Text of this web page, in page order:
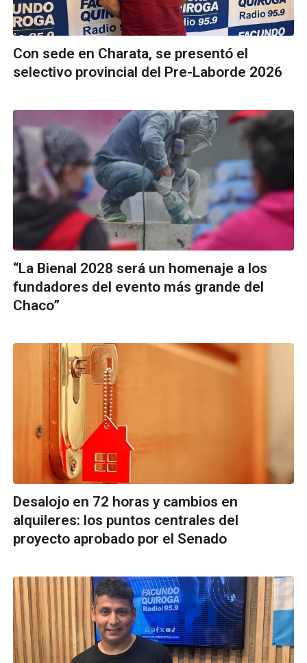
Con sede en Charata, se presentó el
selectivo provincial del Pre-Laborde 2026
“La Bienal 2028 será un homenaje a los
fundadores del evento más grande del
Chaco”
Desalojo en 72 horas y cambios en
alquileres: los puntos centrales del
proyecto aprobado por el Senado